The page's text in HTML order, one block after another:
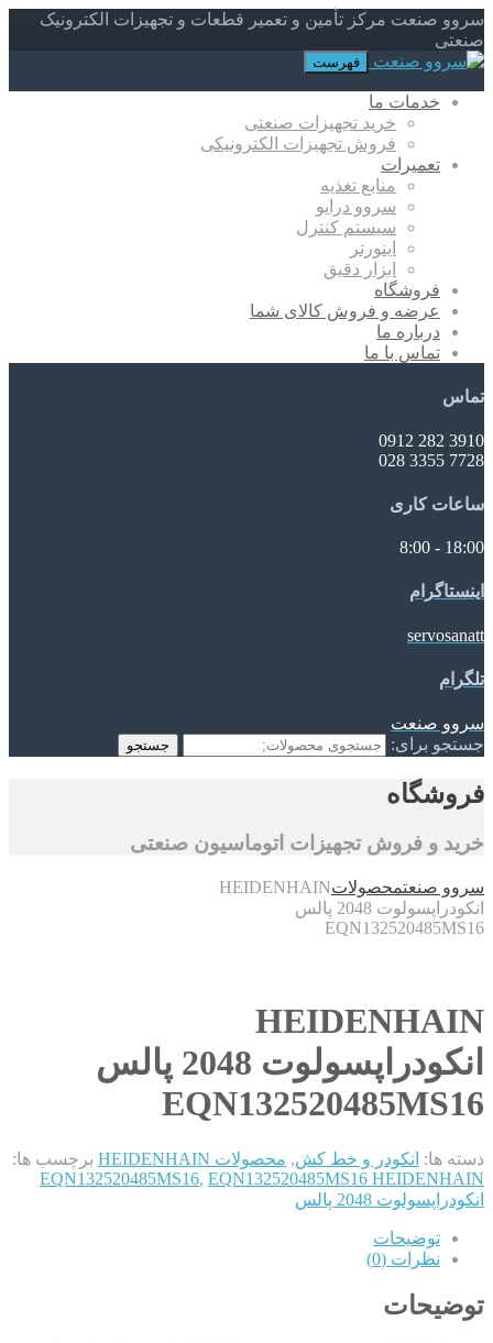
سروو صنعت مرکز تأمین و تعمیر قطعات و تجهیزات الکترونیک
صنعتی
فهرست
خدمات ما
خرید تجهیزات صنعتی
فروش تجهیزات الکترونیکی
تعمیرات
منابع تغذیه
سروو درایو
سیستم کنترل
اینورتر
ابزار دقیق
فروشگاه
عرضه و فروش کالای شما
درباره ما
تماس با ما
تماس
3910 282 0912
7728 3355 028
ساعات کاری
18:00 - 8:00
اینستاگرام
servosanatt
تلگرام
سروو صنعت
جستجو برای:
جستجو
فروشگاه
خرید و فروش تجهیزات اتوماسیون صنعتی
سروو صنعتمحصولاتHEIDENHAIN
انکودراپسولوت 2048 پالس
EQN132520485MS16
HEIDENHAIN
انکودراپسولوت 2048 پالس
EQN132520485MS16
دسته ها: انکودر و خط کش, محصولات HEIDENHAIN
برچسب ها:
EQN132520485MS16, EQN132520485MS16 HEIDENHAIN
انکودراپسولوت 2048 پالس
توضیحات
نظرات (0)
توضیحات